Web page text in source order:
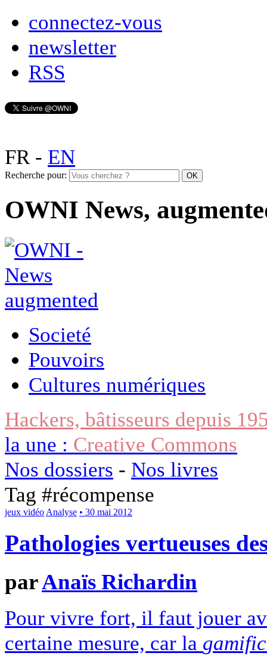
connectez-vous
newsletter
RSS
FR- EN
Recherche pour:
OWNI News,
Societé
Pouvoirs
Cultures numériques
Hackers, bâtisseurs depuis
la une : Creative Commons
Nos dossiers - Nos livres
Tag #récompense
jeux vidéo Analyse • 30 mai 2012
Pathologies vertueuses
parAnaïs Richardin
Pour vivre fort, il faut jouer
certaine mesure, car la